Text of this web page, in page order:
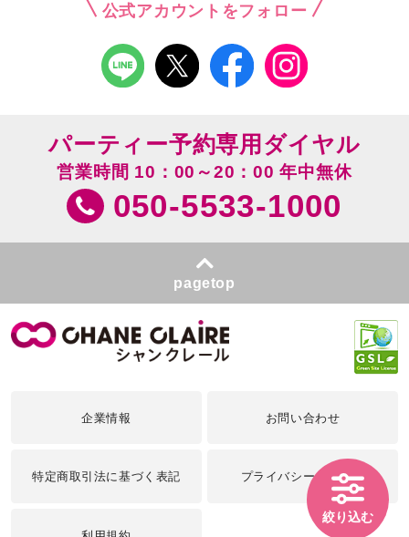
公式アカウントをフォロー
絞り込む
パーティー予約専用ダイヤル
営業時間 10：00～20：00 年中無休
050-5533-1000
pagetop
企業情報 お問い合わせ
特定商取引法に基づく表記 プライバシーポリシー